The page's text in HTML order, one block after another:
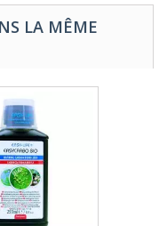
LA MÊME